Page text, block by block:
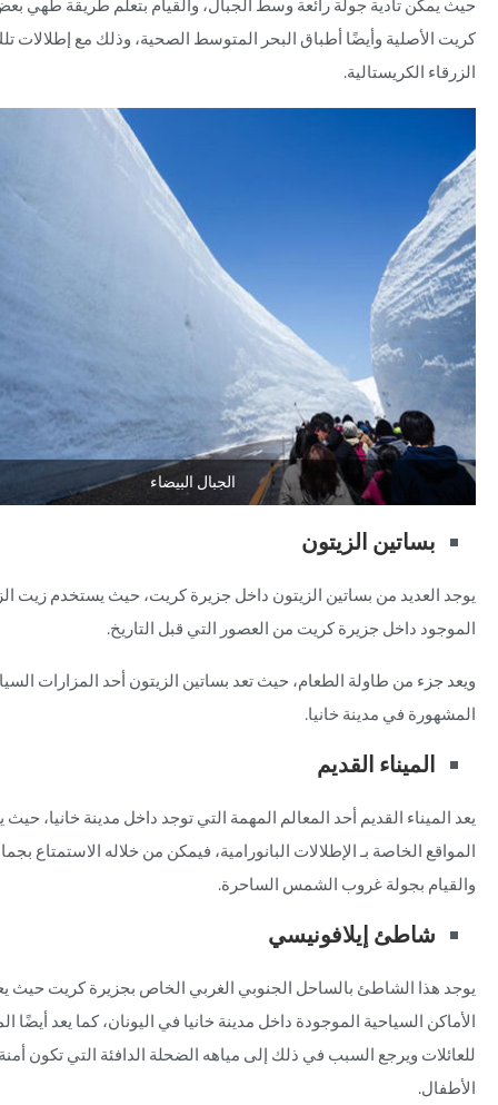
كريت الأصلية وأيضًا أطباق البحر المتوسط الصحية، وذلك مع إطلالات
الزرقاء الكريستالية.
الجبال البيضاء
بساتين الزيتون
يوجد العديد من بساتين الزيتون داخل جزيرة كريت، حيث يستخدم زيت
الموجود داخل جزيرة كريت من العصور التي قبل التاريخ.
ويعد جزء من طاولة الطعام، حيث تعد بساتين الزيتون أحد المزارات
المشهورة في مدينة خانيا.
الميناء القديم
يعد الميناء القديم أحد المعالم المهمة التي توجد داخل مدينة خانيا،
المواقع الخاصة بـ الإطلالات البانورامية، فيمكن من خلاله الاستمتاع
والقيام بجولة غروب الشمس الساحرة.
شاطئ إيلافونيسي
يوجد هذا الشاطئ بالساحل الجنوبي الغربي الخاص بجزيرة كريت حيث
الأماكن السياحية الموجودة داخلمدينة خانيا في اليونان،كما يعد أيضًا
للعائلات ويرجع السبب في ذلك إلى مياهه الضحلة الدافئة التي تكون
الأطفال.